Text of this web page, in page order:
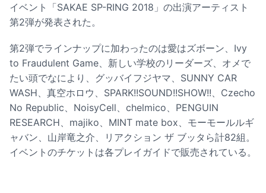
イベント「SAKAE SP-RING 2018」の出演アーティスト
第2弾が発表された。
第2弾でラインナップに加わったのは愛はズボーン、Ivy
to Fraudulent Game、新しい学校のリーダーズ、オメで
たい頭でなにより、グッバイフジヤマ、SUNNY CAR
WASH、真空ホロウ、SPARK!!SOUND!!SHOW!!、Czecho
No Republic、NoisyCell、chelmico、PENGUIN
RESEARCH、majiko、MINT mate box、モーモールルギ
ャバン、山岸竜之介、リアクション ザ ブッタら計82組。
イベントのチケットは各プレイガイドで販売されている。